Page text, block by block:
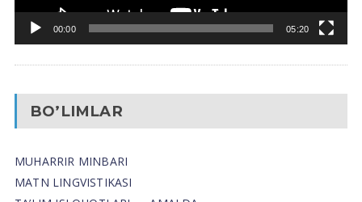
00:00 05:20
BO’LIMLAR
MUHARRIR MINBARI
MATN LINGVISTIKASI